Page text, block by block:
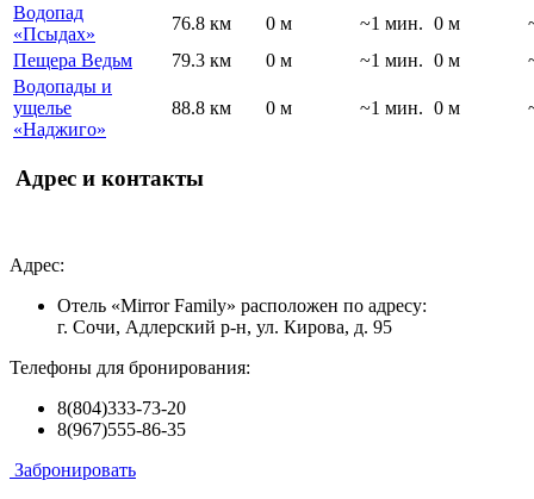
Водопад
«Псыдах»
76.8 км 0 м ~1 мин. 0 м
Пещера Ведьм
79.3 км 0 м ~1 мин. 0 м
Водопады и
ущелье
«Наджиго»
88.8 км 0 м ~1 мин. 0 м
Адрес и контакты
Адрес:
Отель «Mirror Family» расположен по адресу:
г. Сочи, Адлерский р-н, ул. Кирова, д. 95
Телефоны для бронирования:
8(804)333-73-20
8(967)555-86-35
Забронировать